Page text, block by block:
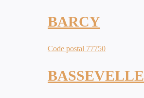
BARCY
Code postal 77750
BASSEVELLE